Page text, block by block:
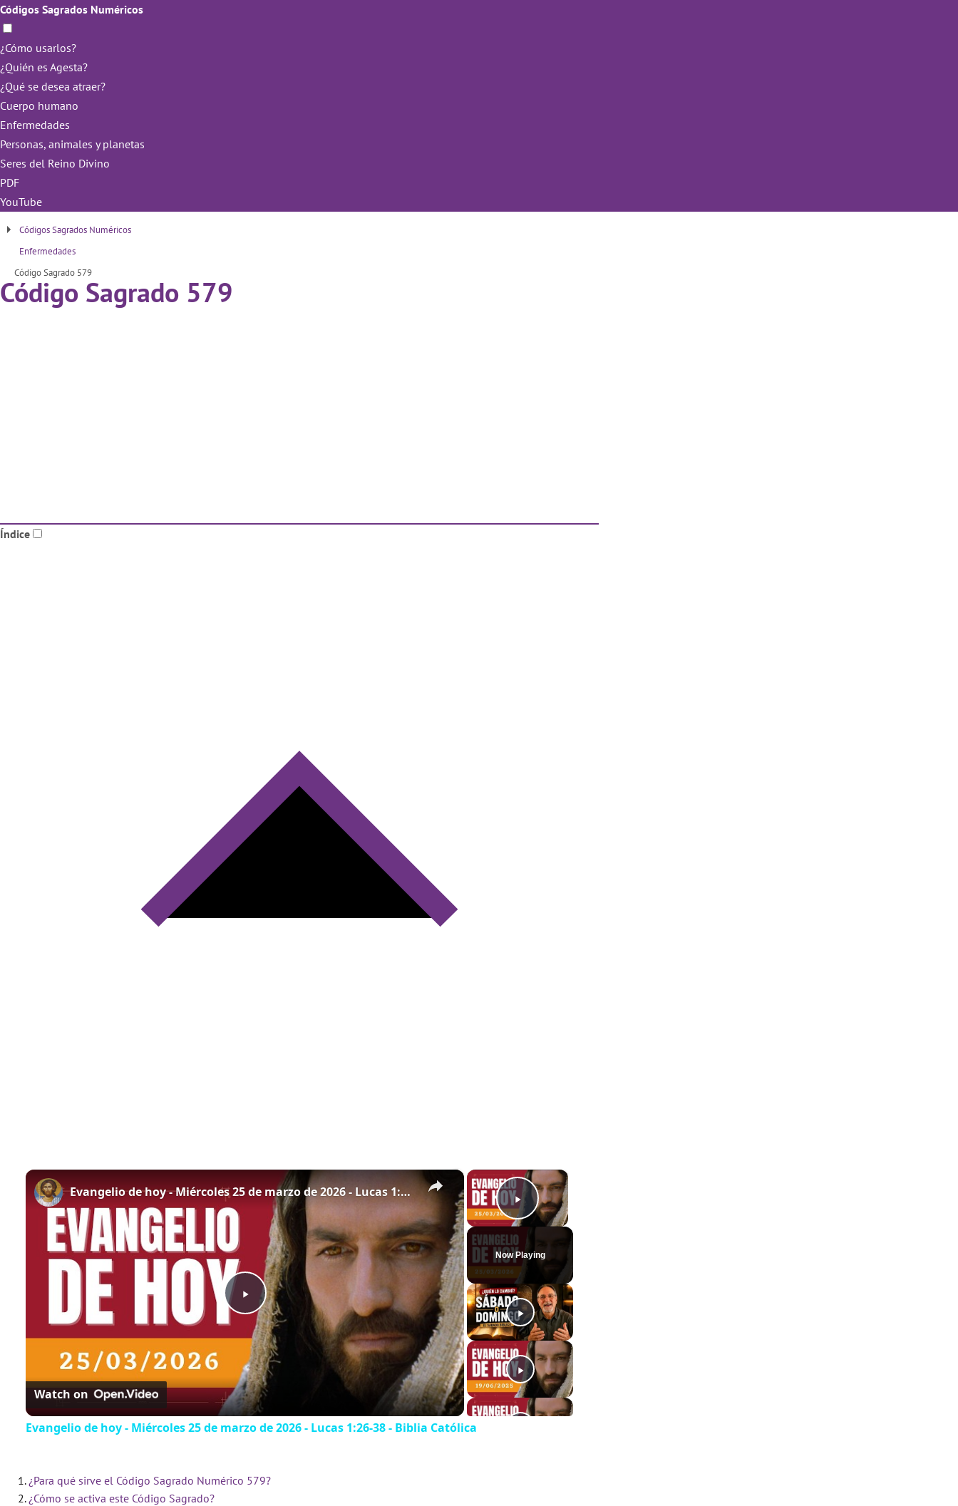
Códigos Sagrados Numéricos
¿Cómo usarlos?
¿Quién es Agesta?
¿Qué se desea atraer?
Cuerpo humano
Enfermedades
Personas, animales y planetas
Seres del Reino Divino
PDF
YouTube
Códigos Sagrados Numéricos
Enfermedades
Código Sagrado 579
Código Sagrado 579
Índice
×
Play Video
Now Playing
×
Play
Video
Evangelio de hoy - Miércoles 25 de marzo de 2026 - Lucas 1:26-38 - Biblia Católica
Watch on
Evangelio de hoy - Miércoles 25 de marzo de 2026 - Lucas 1:26-38 - Biblia Católica
¿Para qué sirve el Código Sagrado Numérico 579?
¿Cómo se activa este Código Sagrado?